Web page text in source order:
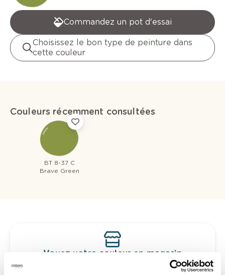
Commandez un pot d'essai
Choisissez le bon type de peinture dans
cette couleur
Couleurs récemment consultées
BT 8-37 C
Brave Green
Voyez votre couleur en magasin
Découvrez des échantillons de votre